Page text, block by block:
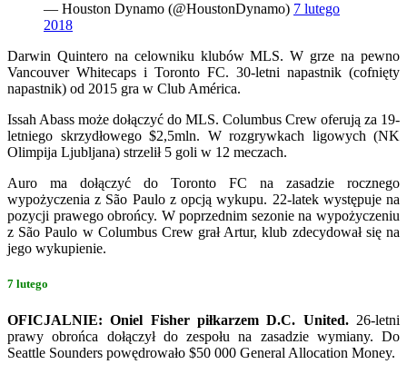
— Houston Dynamo (@HoustonDynamo) 7 lutego
2018
Darwin Quintero na celowniku klubów MLS. W grze na pewno
Vancouver Whitecaps i Toronto FC. 30-letni napastnik (cofnięty
napastnik) od 2015 gra w Club América.
Issah Abass może dołączyć do MLS. Columbus Crew oferują za 19-
letniego skrzydłowego $2,5mln. W rozgrywkach ligowych (NK
Olimpija Ljubljana) strzelił 5 goli w 12 meczach.
Auro ma dołączyć do Toronto FC na zasadzie rocznego
wypożyczenia z São Paulo z opcją wykupu. 22-latek występuje na
pozycji prawego obrońcy. W poprzednim sezonie na wypożyczeniu
z São Paulo w Columbus Crew grał Artur, klub zdecydował się na
jego wykupienie.
7 lutego
OFICJALNIE: Oniel Fisher piłkarzem D.C. United. 26-letni
prawy obrońca dołączył do zespołu na zasadzie wymiany. Do
Seattle Sounders powędrowało $50 000 General Allocation Money.